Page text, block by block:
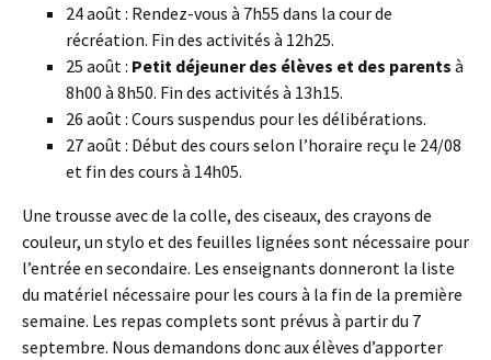
24 août : Rendez-vous à 7h55 dans la cour de
récréation. Fin des activités à 12h25.
25 août : Petit déjeuner des élèves et des parents à
8h00 à 8h50. Fin des activités à 13h15.
26 août : Cours suspendus pour les délibérations.
27 août : Début des cours selon l’horaire reçu le 24/08
et fin des cours à 14h05.
Une trousse avec de la colle, des ciseaux, des crayons de
couleur, un stylo et des feuilles lignées sont nécessaire pour
l’entrée en secondaire. Les enseignants donneront la liste
du matériel nécessaire pour les cours à la fin de la première
semaine. Les repas complets sont prévus à partir du 7
septembre. Nous demandons donc aux élèves d’apporter